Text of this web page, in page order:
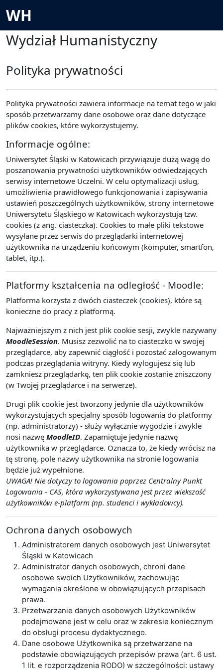
WH
Wydział Humanistyczny
Polityka prywatności
Polityka prywatności zawiera informacje na temat tego w jaki
sposób przetwarzamy dane osobowe oraz dane dotyczące
plików cookies, które wykorzystujemy.
Informacje ogólne:
Uniwersytet Śląski w Katowicach przywiązuje dużą wagę do
poszanowania prywatności użytkowników odwiedzających
serwisy internetowe Uczelni. W celu optymalizacji usług,
umożliwienia prawidłowego funkcjonowania i zapisywania
ustawień poszczególnych użytkowników, strony internetowe
Uniwersytetu Śląskiego w Katowicach wykorzystują tzw.
cookies (z ang. ciasteczka). Cookies to małe pliki tekstowe
wysyłane przez serwis do przeglądarki internetowej
użytkownika na urządzeniu końcowym (komputer, smartfon,
tablet, itp.).
Platformy kształcenia na odległość - Moodle:
Platforma korzysta z dwóch ciasteczek (cookies), które są
konieczne do pracy z platformą.
Najważniejszym z nich jest plik cookie sesji, zwykle nazywany
MoodleSession. Musisz zezwolić na to ciasteczko w swojej
przeglądarce, aby zapewnić ciągłość i pozostać zalogowanym
podczas przeglądania witryny. Kiedy wylogujesz się lub
zamkniesz przeglądarkę, ten plik cookie zostanie zniszczony
(w Twojej przeglądarce i na serwerze).
Drugi plik cookie jest tworzony jedynie dla użytkowników
wykorzystujących specjalny sposób logowania do platformy
(np. administratorzy) - służy wyłącznie wygodzie i zwykle
nosi nazwę MoodleID. Zapamiętuje jedynie nazwę
użytkownika w przeglądarce. Oznacza to, że kiedy wrócisz na
tę stronę, pole nazwy użytkownika na stronie logowania
będzie już wypełnione.
UWAGA! Nie dotyczy to logowania poprzez Centralny Punkt
Logowania - CAS, która wykorzystywana jest przez wiekszość
użytkowników e-platform (np. studenci i wykładowcy).
Ochrona danych osobowych
Administratorem danych osobowych jest Uniwersytet
Śląski w Katowicach
Administrator danych osobowych, chroni dane
osobowe swoich Użytkowników, zachowując
wymagania określone w obowiązujących przepisach
prawa.
Przetwarzanie danych osobowych Użytkowników
podejmowane jest w celu oraz w zakresie koniecznym
do obsługi procesu dydaktycznego.
Dane osobowe Użytkownika są przetwarzane na
podstawie obowiązujących przepisów prawa (art. 6 ust.
1 lit. e rozporządzenia RODO) w szczególności: ustawy